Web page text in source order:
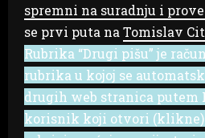
spremni na suradnju i
se prvi puta na Tomislav
Rubrika “Drugi pišu” je
rubrika u kojoj se
drugih web stranica putem
korisnik koji otvori (klikne)